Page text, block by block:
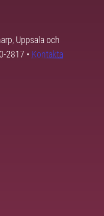
Uppsala och
2817 • Kontakta